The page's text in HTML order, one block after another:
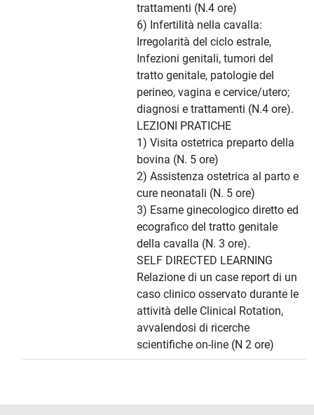
trattamenti (N.4 ore)
6) Infertilità nella cavalla:
Irregolarità del ciclo estrale,
Infezioni genitali, tumori del
tratto genitale, patologie del
perineo, vagina e cervice/utero;
diagnosi e trattamenti (N.4 ore).
LEZIONI PRATICHE
1) Visita ostetrica preparto della
bovina (N. 5 ore)
2) Assistenza ostetrica al parto e
cure neonatali (N. 5 ore)
3) Esame ginecologico diretto ed
ecografico del tratto genitale
della cavalla (N. 3 ore).
SELF DIRECTED LEARNING
Relazione di un case report di un
caso clinico osservato durante le
attività delle Clinical Rotation,
avvalendosi di ricerche
scientifiche on-line (N 2 ore)